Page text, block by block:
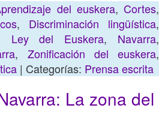
del euskera,Cortes,
, Discriminación lingüística,
Ley del Euskera, Navarra,
, Zonificación del euskera,
| Categorías: Prensa escrita
La zona del